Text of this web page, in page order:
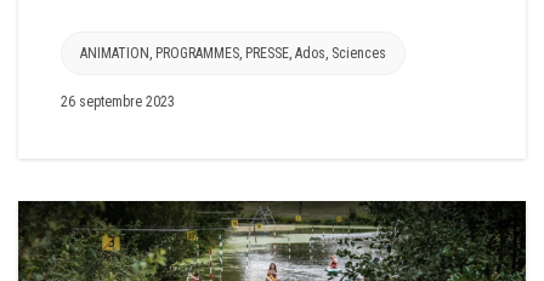
ANIMATION, PROGRAMMES, PRESSE, Ados, Sciences
26 septembre 2023